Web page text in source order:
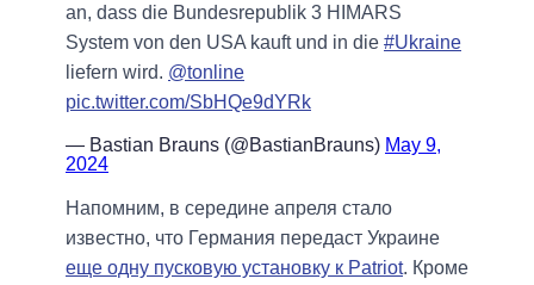
an, dass die Bundesrepublik 3 HIMARS
System von den USA kauft und in die #Ukraine
liefern wird. @tonline
pic.twitter.com/SbHQe9dYRk
— Bastian Brauns (@BastianBrauns) May 9,
2024
Напомним, в середине апреля стало
известно, что Германия передаст Украине
еще одну пусковую установку к Patriot. Кроме